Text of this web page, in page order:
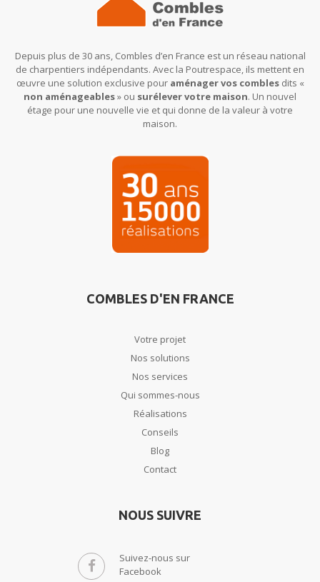
Depuis plus de 30 ans, Combles d’en France est un réseau national
de charpentiers indépendants. Avec la Poutrespace, ils mettent en
œuvre une solution exclusive pour aménager vos comblesdits «
non aménageables» ou surélever votre maison. Un nouvel
étage pour une nouvelle vie et qui donne de la valeur à votre
maison.
COMBLES D'EN FRANCE
Votre projet
Nos solutions
Nos services
Qui sommes-nous
Réalisations
Conseils
Blog
Contact
NOUS SUIVRE
Suivez-nous sur
Facebook